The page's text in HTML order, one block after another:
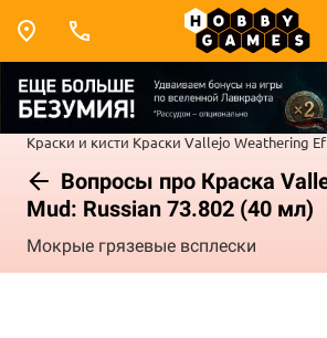
Краски и кисти Краски Vallejo Weathering
Вопросы про Краска
Mud: Russian 73.802 (40 мл)
Мокрые грязевые всплески